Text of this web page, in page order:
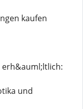
kaufen
erh&auml;ltlich:
und